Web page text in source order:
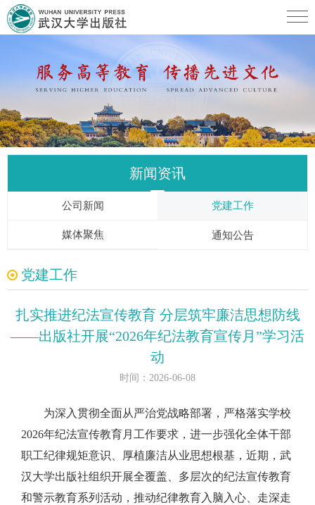
新闻资讯
公司新闻 党建工作
媒体聚焦 通知公告
党建工作
扎实推进纪法宣传教育 分层筑牢廉洁思想防线
——出版社开展“2026年纪法教育宣传月”学习活
动
时间：2026-06-08
为深入贯彻全面从严治党战略部署，严格落实学校
2026年纪法宣传教育月工作要求，进一步强化全体干部
职工纪律规矩意识、厚植廉洁从业思想根基，近期，武
汉大学出版社组织开展全覆盖、多层次的纪法宣传教育
和警示教育系列活动，推动纪律教育入脑入心、走深走